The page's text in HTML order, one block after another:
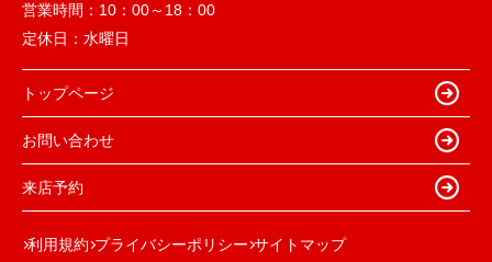
営業時間： 10：00～18：00
定休日： 水曜日
トップページ
お問い合わせ
来店予約
利用規約 プライバシーポリシー サイトマップ